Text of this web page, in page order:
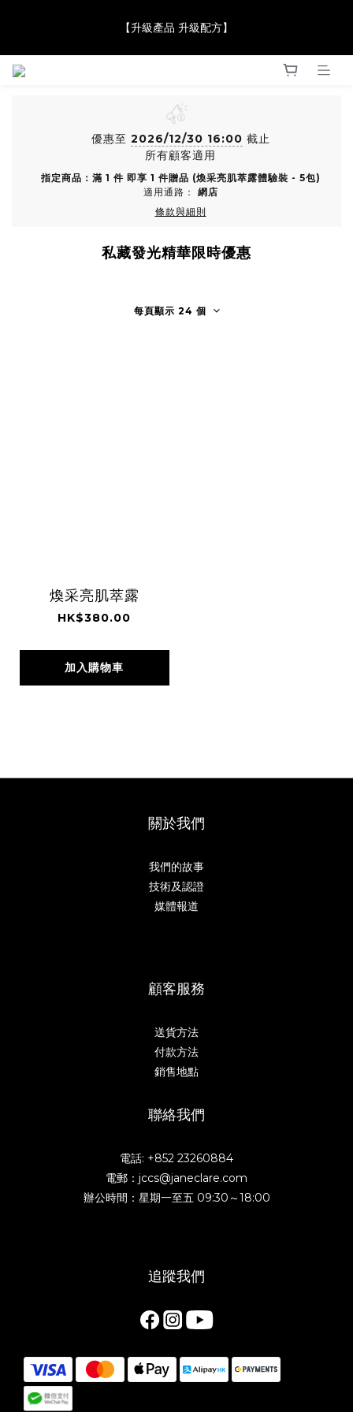
Award 勇奪金獎】
【升級產品 升級配方】
【JaneClare 康膚薈在iida Award Milan 2024 Professional
優惠至 2026/12/30 16:00 截止
所有顧客適用
指定商品：滿 1 件 即享 1 件贈品 (煥采亮肌萃露體驗裝 - 5包)
適用通路： 網店
條款與細則
私藏發光精華限時優惠
每頁顯示 24 個
煥采亮肌萃露
HK$380.00
加入購物車
關於我們
我們的故事
技術及認證
媒體報道
顧客服務
送貨方法
付款方法
銷售地點
聯絡我們
電話: +852 23260884
電郵：jccs@janeclare.com
辦公時間：星期一至五 09:30～18:00
追蹤我們